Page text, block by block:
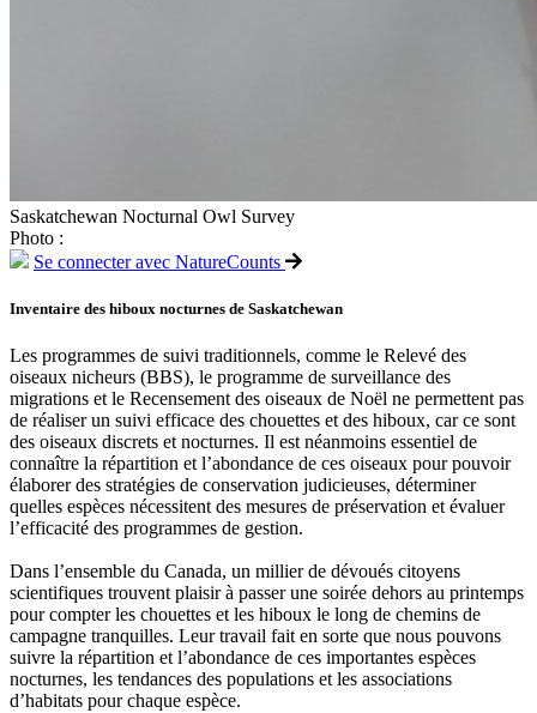
Saskatchewan Nocturnal Owl Survey
Photo :
Se connecter avec NatureCounts
Inventaire des hiboux nocturnes de Saskatchewan
Les programmes de suivi traditionnels, comme le Relevé des
oiseaux nicheurs (BBS), le programme de surveillance des
migrations et le Recensement des oiseaux de Noël ne permettent pas
de réaliser un suivi efficace des chouettes et des hiboux, car ce sont
des oiseaux discrets et nocturnes. Il est néanmoins essentiel de
connaître la répartition et l’abondance de ces oiseaux pour pouvoir
élaborer des stratégies de conservation judicieuses, déterminer
quelles espèces nécessitent des mesures de préservation et évaluer
l’efficacité des programmes de gestion.
Dans l’ensemble du Canada, un millier de dévoués citoyens
scientifiques trouvent plaisir à passer une soirée dehors au printemps
pour compter les chouettes et les hiboux le long de chemins de
campagne tranquilles. Leur travail fait en sorte que nous pouvons
suivre la répartition et l’abondance de ces importantes espèces
nocturnes, les tendances des populations et les associations
d’habitats pour chaque espèce.